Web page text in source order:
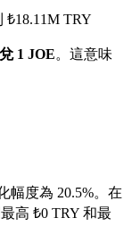
商品
₺18.11M TRY
1 JOE。這意味
度為 20.5%。 在
高 ₺0 TRY 和最